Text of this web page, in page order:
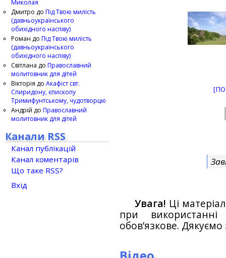
Увага! Ці
при
обов’язкове.
Миколая
Дмитро до Під Твою милість
(давньоукраїнського
обихідного наспіву)
Роман до Під Твою милість
(давньоукраїнського
обихідного наспіву)
Світлана до Православний
молитовник для дітей
Вікторія до Акафіст свт.
Спиридону, єпископу
Тримифунтському, чудотворцю
Андрій до Православний
молитовник для дітей
Канали RSS
Канал публікацій
Канал коментарів
Що таке RSS?
Вхід